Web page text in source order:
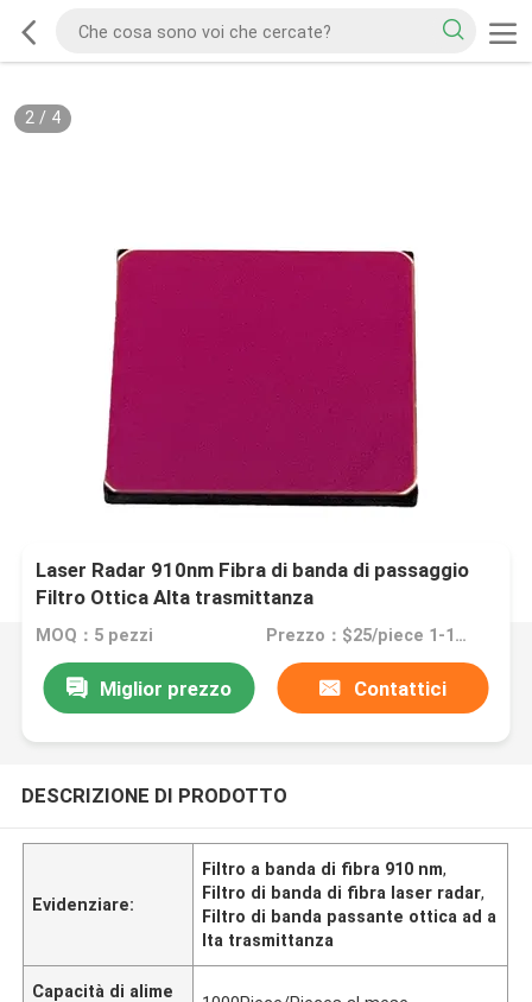
2/ 4
Laser Radar 910nm Fibra di banda di passaggio
Filtro Ottica Alta trasmittanza
MOQ：5 pezzi Prezzo：$25/piece 1-10piece; $20/piece 11-50pieces; $15piece >=51pieces
Miglior prezzo Contattici
DESCRIZIONE DI PRODOTTO
Evidenziare:
Filtro a banda di fibra 910 nm,
Filtro di banda di fibra laser radar,
Filtro di banda passante ottica ad a
lta trasmittanza
Capacità di alime